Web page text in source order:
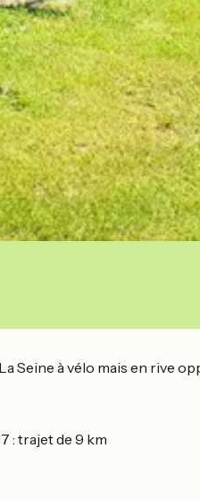
Seine à vélo mais en rive
: trajet de 9 km